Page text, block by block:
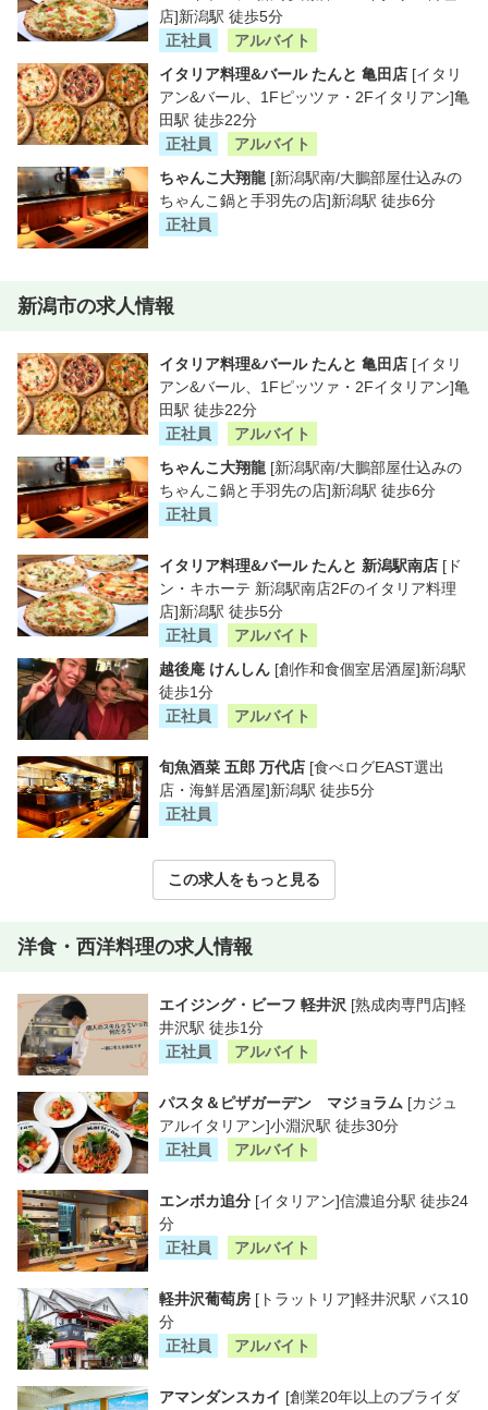
店]新潟駅 徒歩5分
正社員
アルバイト
イタリア料理&バール たんと 亀田店 [イタリ
アン&バール、1Fピッツァ・2Fイタリアン]亀
田駅 徒歩22分
正社員
アルバイト
ちゃんこ大翔龍 [新潟駅南/大鵬部屋仕込みの
ちゃんこ鍋と手羽先の店]新潟駅 徒歩6分
正社員
新潟市の求人情報
イタリア料理&バール たんと 亀田店 [イタリ
アン&バール、1Fピッツァ・2Fイタリアン]亀
田駅 徒歩22分
正社員
アルバイト
ちゃんこ大翔龍 [新潟駅南/大鵬部屋仕込みの
ちゃんこ鍋と手羽先の店]新潟駅 徒歩6分
正社員
イタリア料理&バール たんと 新潟駅南店 [ド
ン・キホーテ 新潟駅南店2Fのイタリア料理
店]新潟駅 徒歩5分
正社員
アルバイト
越後庵 けんしん [創作和食個室居酒屋]新潟駅
徒歩1分
正社員
アルバイト
旬魚酒菜 五郎 万代店 [食べログEAST選出
店・海鮮居酒屋]新潟駅 徒歩5分
正社員
この求人をもっと見る
洋食・西洋料理の求人情報
エイジング・ビーフ 軽井沢 [熟成肉専門店]軽
井沢駅 徒歩1分
正社員
アルバイト
パスタ＆ピザガーデン マジョラム [カジュ
アルイタリアン]小淵沢駅 徒歩30分
正社員
アルバイト
エンボカ追分 [イタリアン]信濃追分駅 徒歩24
分
正社員
アルバイト
軽井沢葡萄房 [トラットリア]軽井沢駅 バス10
分
正社員
アルバイト
アマンダンスカイ [創業20年以上のブライダ